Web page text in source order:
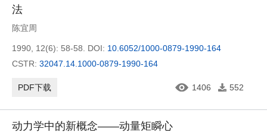
法
陈宜周
1990, 12(6): 58-58. DOI: 10.6052/1000-0879-1990-164
CSTR: 32047.14.1000-0879-1990-164
PDF下载 1406 552
动力学中的新概念——动量矩瞬心